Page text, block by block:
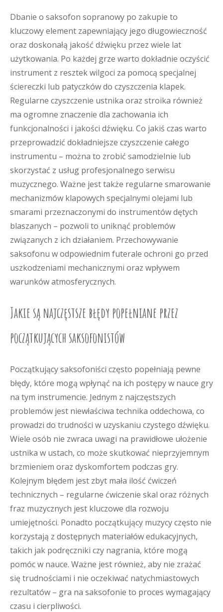
Dbanie o saksofon sopranowy po zakupie to
kluczowy element zapewniający jego długowieczność
oraz doskonałą jakość dźwięku przez wiele lat
użytkowania. Po każdej grze warto dokładnie oczyścić
instrument z resztek wilgoci za pomocą specjalnej
ściereczki lub patyczków do czyszczenia klapek.
Regularne czyszczenie ustnika oraz stroika również
ma ogromne znaczenie dla zachowania ich
funkcjonalności i jakości dźwięku. Co jakiś czas warto
przeprowadzić dokładniejsze czyszczenie całego
instrumentu – można to zrobić samodzielnie lub
skorzystać z usług profesjonalnego serwisu
muzycznego. Ważne jest także regularne smarowanie
mechanizmów klapowych specjalnymi olejami lub
smarami przeznaczonymi do instrumentów dętych
blaszanych – pozwoli to uniknąć problemów
związanych z ich działaniem. Przechowywanie
saksofonu w odpowiednim futerale ochroni go przed
uszkodzeniami mechanicznymi oraz wpływem
warunków atmosferycznych.
Jakie są najczęstsze błędy popełniane przez
początkujących saksofonistów
Początkujący saksofoniści często popełniają pewne
błędy, które mogą wpłynąć na ich postępy w nauce gry
na tym instrumencie. Jednym z najczęstszych
problemów jest niewłaściwa technika oddechowa, co
prowadzi do trudności w uzyskaniu czystego dźwięku.
Wiele osób nie zwraca uwagi na prawidłowe ułożenie
ustnika w ustach, co może skutkować nieprzyjemnym
brzmieniem oraz dyskomfortem podczas gry.
Kolejnym błędem jest zbyt mała ilość ćwiczeń
technicznych – regularne ćwiczenie skal oraz różnych
fraz muzycznych jest kluczowe dla rozwoju
umiejętności. Ponadto początkujący muzycy często nie
korzystają z dostępnych materiałów edukacyjnych,
takich jak podręczniki czy nagrania, które mogą
pomóc w nauce. Ważne jest również, aby nie zrażać
się trudnościami i nie oczekiwać natychmiastowych
rezultatów – gra na saksofonie to proces wymagający
czasu i cierpliwości.